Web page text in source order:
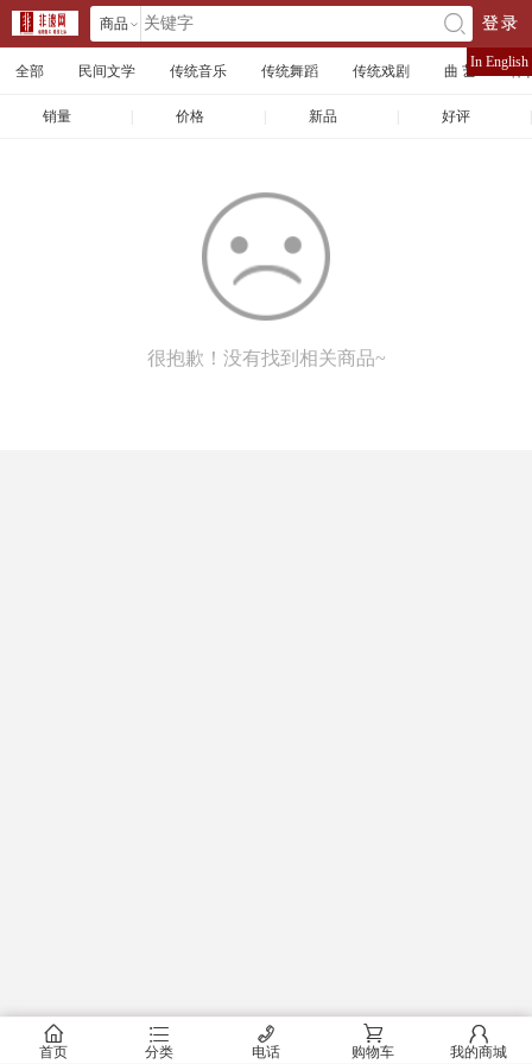
商品 󰄘 登录
全部 民间文学 传统音乐 传统舞蹈 传统戏剧 曲 艺 体
销量 价格 新品 好评
很抱歉！没有找到相关商品~
In English
󰂠
首页
󰂦
分类
󰄫
电话
󰂟
购物车
󰂢
我的商城